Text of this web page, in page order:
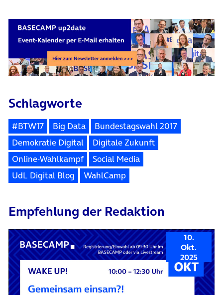
Schlagworte
#BTW17 Big Data
Bundestagswahl 2017
Demokratie Digital
Digitale Zukunft
Online-Wahlkampf
Social Media
UdL Digital Blog
WahlCamp
Empfehlung der Redaktion
10.
Okt.
2025